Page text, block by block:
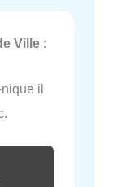
Ville :
il